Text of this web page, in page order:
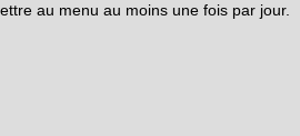
au menu au moins une fois par jour.